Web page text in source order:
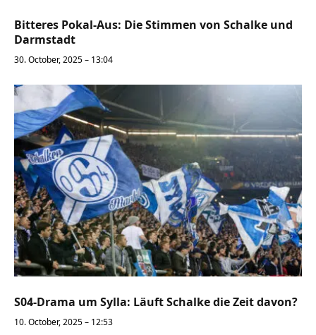
Bitteres Pokal-Aus: Die Stimmen von Schalke und
Darmstadt
30. October, 2025 – 13:04
S04-Drama um Sylla: Läuft Schalke die Zeit davon?
10. October, 2025 – 12:53